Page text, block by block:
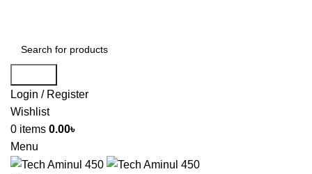
Login / Register
Wishlist
0 items 0.00৳
Menu